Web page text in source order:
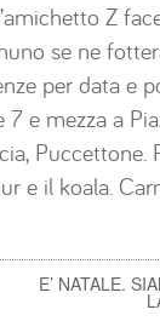
Z
se ne
per data e
e mezza a
e il koala.
E’ NATALE.